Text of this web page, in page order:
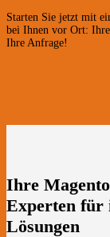
Starten Sie jetzt mit
bei Ihnen vor Ort:
Ihre Anfrage!
Ihre
Experten für
Lösungen